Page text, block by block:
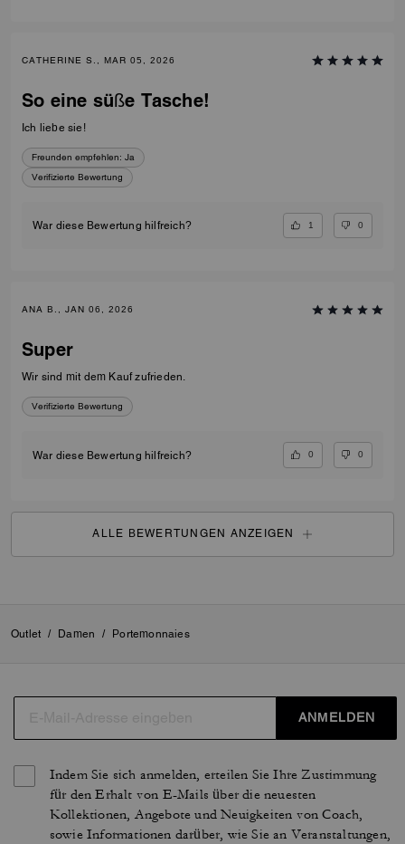
CATHERINE S., MAR 05, 2026
So eine süße Tasche!
Ich liebe sie!
Freunden empfehlen: Ja
Verifizierte Bewertung
War diese Bewertung hilfreich? 1 0
ANA B., JAN 06, 2026
Super
Wir sind mit dem Kauf zufrieden.
Verifizierte Bewertung
War diese Bewertung hilfreich? 0 0
ALLE BEWERTUNGEN ANZEIGEN
Outlet / Damen / Portemonnaies
ANMELDEN
Indem Sie sich anmelden, erteilen Sie Ihre Zustimmung
für den Erhalt von E-Mails über die neuesten
Kollektionen, Angebote und Neuigkeiten von Coach,
sowie Informationen darüber, wie Sie an Veranstaltungen,